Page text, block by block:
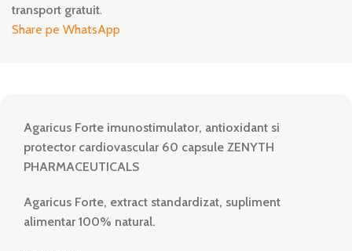
transport gratuit.
Share pe WhatsApp
Agaricus Forte imunostimulator, antioxidant si
protector cardiovascular 60 capsule ZENYTH
PHARMACEUTICALS
Agaricus Forte, extract standardizat, supliment
alimentar 100% natural.